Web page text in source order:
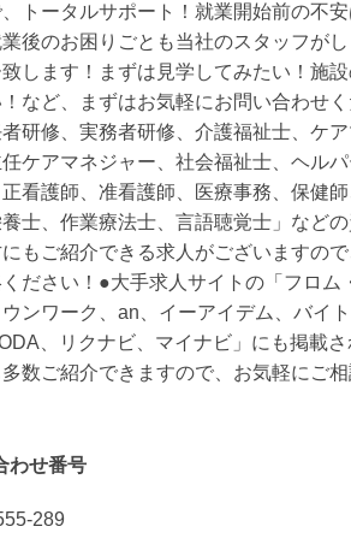
トータルサポート！就業開始前の不
業後のお困りごとも当社のスタッフが
致します！まずは見学してみたい！施
！など、まずはお気軽にお問い合わせ
者研修、実務者研修、介護福祉士、ケ
ケアマネジャー、社会福祉士、ヘル
看護師、准看護師、医療事務、保健
士、作業療法士、言語聴覚士」など
もご紹介できる求人がございますの
ください！●大手求人サイトの「フロム
ウンワーク、an、イーアイデム、バイ
、リクナビ、マイナビ」にも掲載
数ご紹介できますので、お気軽にご
わせ番号
289